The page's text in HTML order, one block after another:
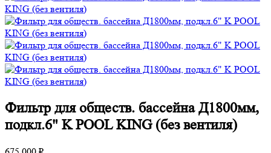
Фильтр для обществ. бассейна Д1800мм,
подкл.6" K POOL KING (без вентиля)